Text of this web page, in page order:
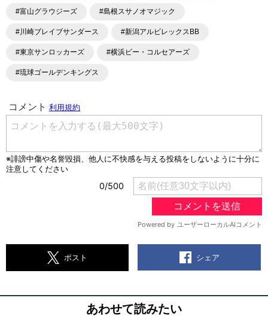
#富山グラウジーズ #島根スサノオマジック
#川崎ブレイブサンダース #新潟アルビレックスBB
#東京サンロッカーズ #横浜ビー・コルセアーズ
#琉球ゴールデンキングス
ポスト シェア
あわせて読みたい